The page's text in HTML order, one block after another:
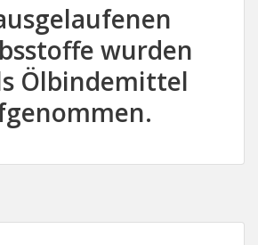
wurden
Ölbindemittel